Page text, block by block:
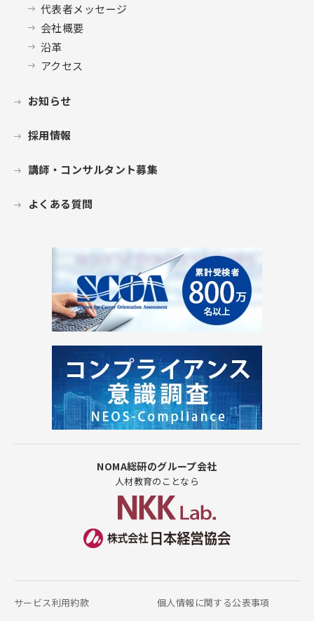
代表者メッセージ
会社概要
沿革
アクセス
お知らせ
採用情報
講師・コンサルタント募集
よくある質問
NOMA総研のグループ会社
人材教育のことなら
サービス利用約款
個人情報に関する公表事項